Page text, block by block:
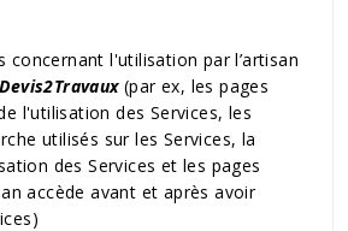
concernant l'utilisation par l’artisan
Devis2Travaux(par ex, les pages
l'utilisation des Services, les
utilisés sur les Services, la
des Services et les pages
accède avant et après avoir